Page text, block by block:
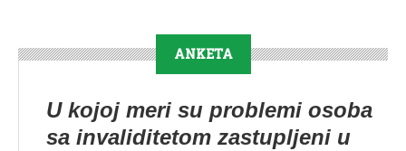
ANKETA
U kojoj meri su problemi osoba
sa invaliditetom zastupljeni u